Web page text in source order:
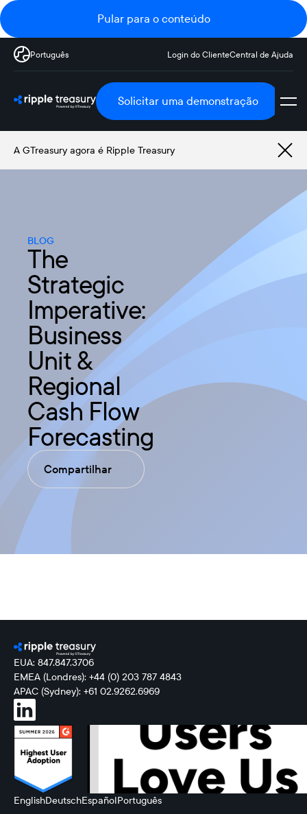
Pular para o conteúdo
Português Login do ClienteCentral de Ajuda
Solicitar uma demonstração
A GTreasury agora é Ripple Treasury
BLOG
The
Strategic
Imperative:
Business
Unit &
Regional
Cash Flow
Forecasting
Compartilhar
EUA: 847.847.3706
EMEA (Londres): +44 (0) 203 787 4843
APAC (Sydney): +61 02.9262.6969
EnglishDeutschEspañolPortuguês